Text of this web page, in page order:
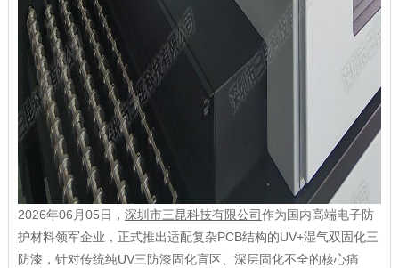
2026年06月05日， 深圳市三昆科技有限公司作为国内高端电子防
护材料领军企业，正式推出适配复杂PCB结构的UV+湿气双固化三
防漆，针对传统纯UV三防漆固化盲区、深层固化不全的核心痛